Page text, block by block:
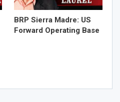
BRP Sierra Madre: US
Forward Operating Base